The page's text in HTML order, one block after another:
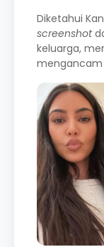
Diketahui
screenshot
keluarga,
mengancam